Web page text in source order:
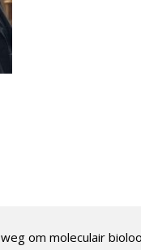
weg om moleculair